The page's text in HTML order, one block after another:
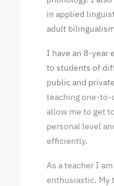
in applied
adult
I have an 8-year
to students of
public and
teaching one-to-
allow me to get
personal level
efficiently.
As a teacher I
enthusiastic. My